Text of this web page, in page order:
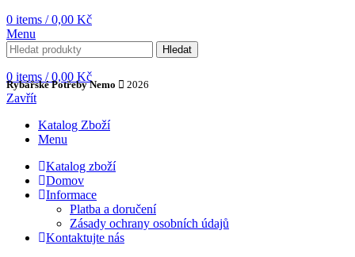
0 items / 0,00 Kč
Menu
Hledat
0 items / 0,00 Kč
Rybářské Potřeby Nemo 2026
Zavřít
Katalog Zboží
Menu
Katalog zboží
Domov
Informace
Platba a doručení
Zásady ochrany osobních údajů
Kontaktujte nás